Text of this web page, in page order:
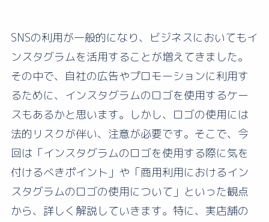
SNSの利用が一般的になり、ビジネスにおいてもイ
ンスタグラムを活用することが増えてきました。
その中で、自社の広告やプロモーションに利用す
るために、インスタグラムのロゴを使用するケー
スもあるかと思います。しかし、ロゴの使用には
法的リスクが伴い、注意が必要です。そこで、今
回は「インスタグラムのロゴを使用する際に気を
付けるべきポイント」や「商用利用におけるイン
スタグラムのロゴの使用について」といった観点
から、詳しく解説していきます。特に、実店舗の